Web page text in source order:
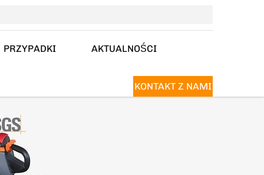
PRZYPADKI AKTUALNOŚCI
KONTAKT Z NAMI